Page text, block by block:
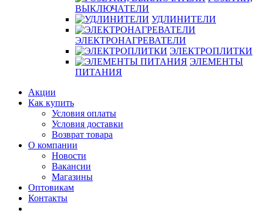
ВЫКЛЮЧАТЕЛИ
УДЛИНИТЕЛИ
ЭЛЕКТРОНАГРЕВАТЕЛИ
ЭЛЕКТРОПЛИТКИ
ЭЛЕМЕНТЫ
ПИТАНИЯ
Акции
Как купить
Условия оплаты
Условия доставки
Возврат товара
О компании
Новости
Вакансии
Магазины
Оптовикам
Контакты